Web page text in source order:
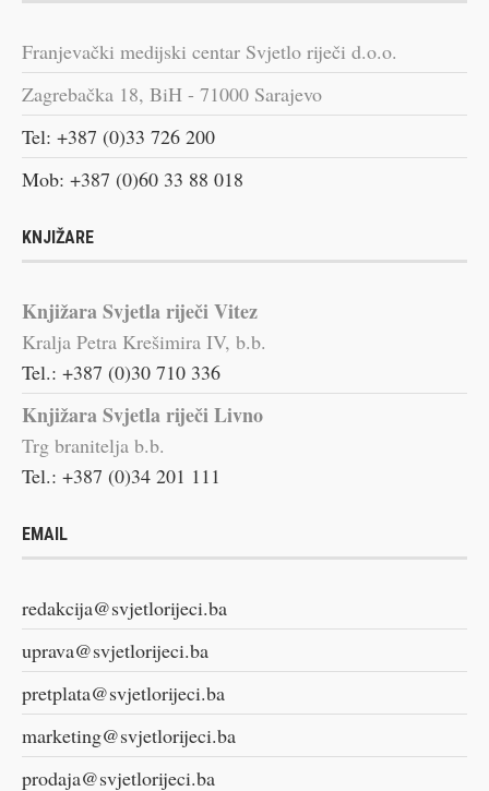
Franjevački medijski centar Svjetlo riječi d.o.o.
Zagrebačka 18, BiH - 71000 Sarajevo
Tel: +387 (0)33 726 200
Mob: +387 (0)60 33 88 018
KNJIŽARE
Knjižara Svjetla riječi Vitez
Kralja Petra Krešimira IV, b.b.
Tel.: +387 (0)30 710 336
Knjižara Svjetla riječi Livno
Trg branitelja b.b.
Tel.: +387 (0)34 201 111
EMAIL
redakcija@svjetlorijeci.ba
uprava@svjetlorijeci.ba
pretplata@svjetlorijeci.ba
marketing@svjetlorijeci.ba
prodaja@svjetlorijeci.ba